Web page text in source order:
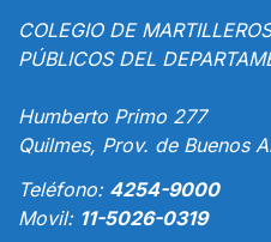
COLEGIO DE
PÚBLICOS DEL
Humberto Primo 277
Quilmes, Prov. de Buenos
Teléfono: 4254-9000
Movil: 11-5026-0319